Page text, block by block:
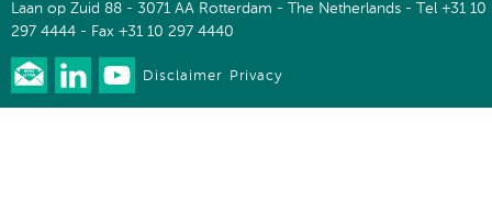
Laan op Zuid 88 - 3071 AA Rotterdam - The Netherlands - Tel +31 10
297 4444 - Fax +31 10 297 4440
Disclaimer Privacy